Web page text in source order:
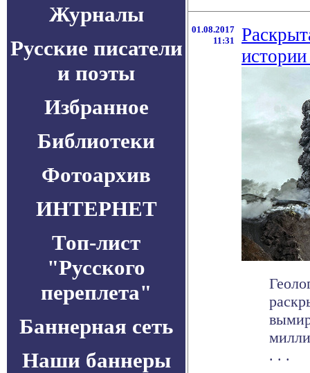
Журналы
Русские писатели
и поэты
Избранное
Библиотеки
Фотоархив
ИНТЕРНЕТ
Топ-лист
"Русского
переплета"
Баннерная сеть
Наши баннеры
01.08.2017
11:31
. . .